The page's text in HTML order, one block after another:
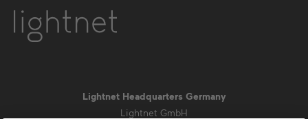
Lightnet Headquarters Germany
Lightnet GmbH